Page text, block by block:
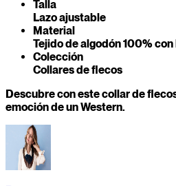
Talla
Lazo ajustable
Material
Tejido de algodón 100%
Colección
Collares de flecos
Descubre con este collar de
emoción de un Western.